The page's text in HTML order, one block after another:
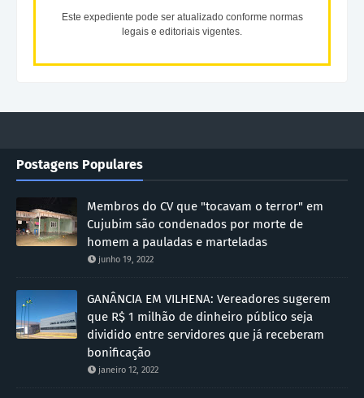
Este expediente pode ser atualizado conforme normas
legais e editoriais vigentes.
Postagens Populares
Membros do CV que "tocavam o terror" em
Cujubim são condenados por morte de
homem a pauladas e marteladas
junho 19, 2022
GANÂNCIA EM VILHENA: Vereadores sugerem
que R$ 1 milhão de dinheiro público seja
dividido entre servidores que já receberam
bonificação
janeiro 12, 2022